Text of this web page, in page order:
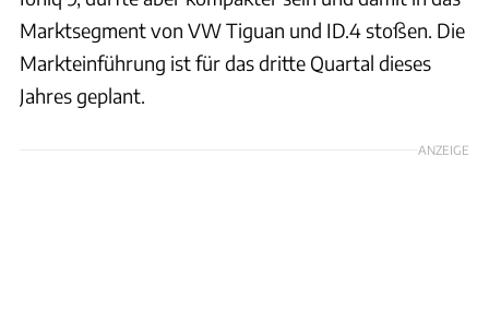
Marktsegment von VW Tiguan und ID.4 stoßen. Die
Markteinführung ist für das dritte Quartal dieses
Jahres geplant.
ANZEIGE